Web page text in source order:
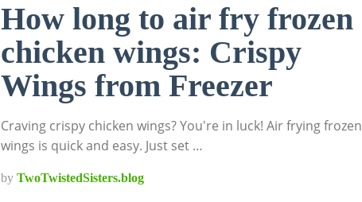
How long to air fry frozen
chicken wings: Crispy
Wings from Freezer
Craving crispy chicken wings? You're in luck! Air frying frozen
wings is quick and easy. Just set …
by TwoTwistedSisters.blog